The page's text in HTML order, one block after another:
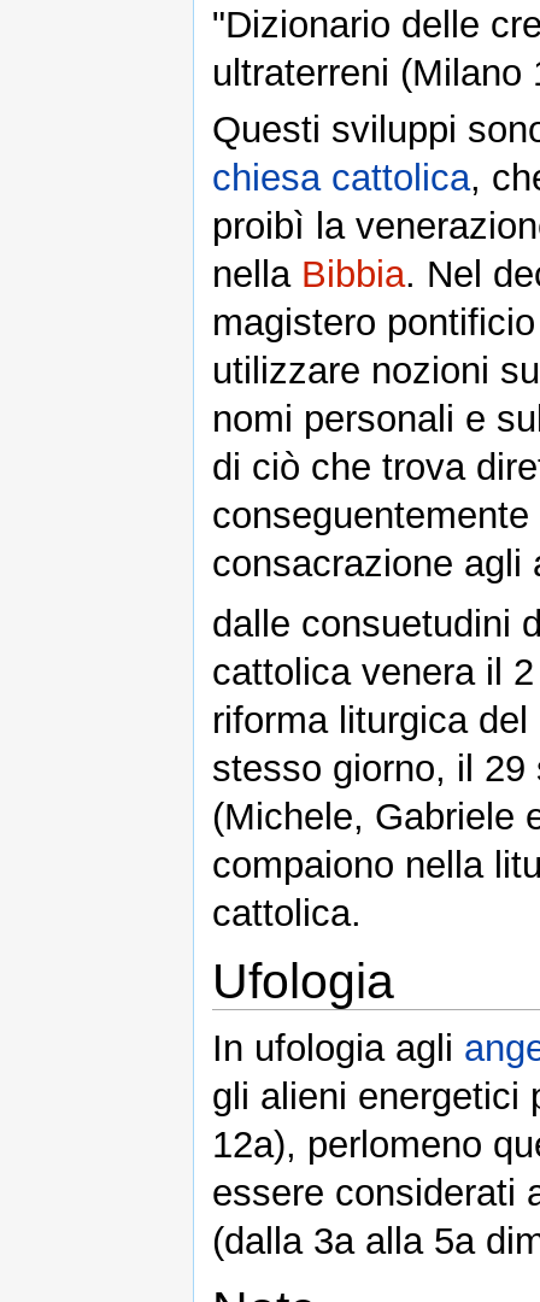
"Dizionario delle
ultraterreni
Questi sviluppi
chiesa cattolica,
proibì la
nella Bibbia. Nel
magistero
utilizzare nozioni
nomi personali e
di ciò che trova
consacrazione agli
dalle consuetudini
cattolica venera il
riforma liturgica
stesso giorno, il
(Michele, Gabriele
compaiono nella
cattolica.
Ufologia
In ufologia agli
gli alieni energetici
12a), perlomeno
essere considerati
(dalla 3a alla 5a